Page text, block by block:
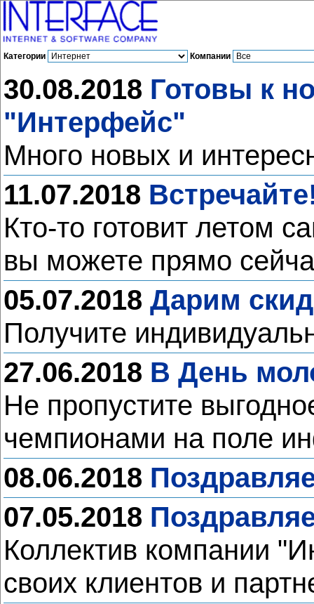
Категории Компании
30.08.2018 Готовы к
"Интерфейс"
Много новых и
11.07.2018
Кто-то готовит летом
вы можете прямо
05.07.2018 Дарим
Получите
27.06.2018 В День
Не пропустите
чемпионами на поле
08.06.2018
07.05.2018
Коллектив компании
своих клиентов и